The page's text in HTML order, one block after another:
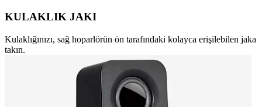
KULAKLIK JAKI
Kulaklığınızı, sağ hoparlörün ön tarafındaki kolayca erişilebilen jaka
takın.